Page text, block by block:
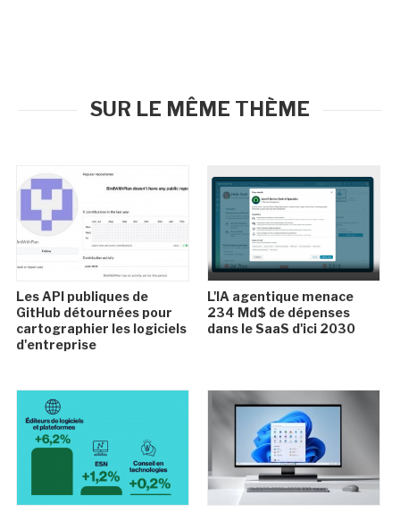
SUR LE MÊME THÈME
Les API publiques de
GitHub détournées pour
cartographier les logiciels
d'entreprise
L'IA agentique menace
234 Md$ de dépenses
dans le SaaS d'ici 2030